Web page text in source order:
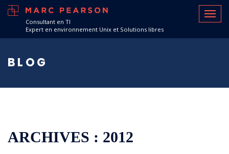
Consultant en TI
Expert en environnement Unix et Solutions libres
BLOG
ARCHIVES : 2012